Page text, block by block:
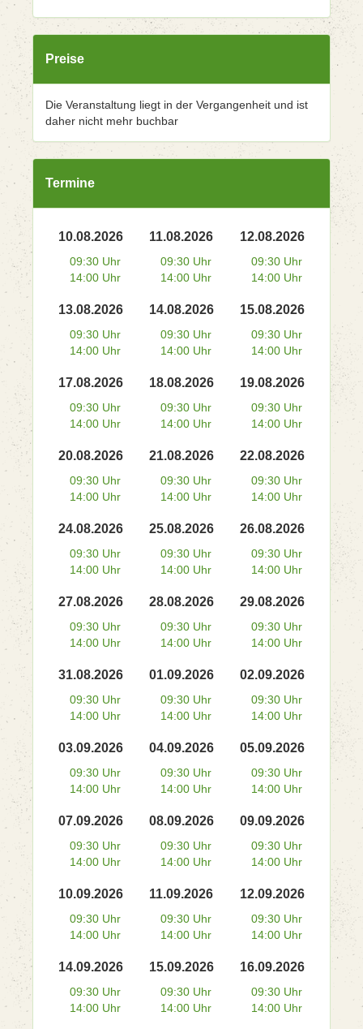
Preise
Die Veranstaltung liegt in der Vergangenheit und ist
daher nicht mehr buchbar
Termine
10.08.2026
09:30 Uhr
14:00 Uhr
11.08.2026
09:30 Uhr
14:00 Uhr
12.08.2026
09:30 Uhr
14:00 Uhr
13.08.2026
09:30 Uhr
14:00 Uhr
14.08.2026
09:30 Uhr
14:00 Uhr
15.08.2026
09:30 Uhr
14:00 Uhr
17.08.2026
09:30 Uhr
14:00 Uhr
18.08.2026
09:30 Uhr
14:00 Uhr
19.08.2026
09:30 Uhr
14:00 Uhr
20.08.2026
09:30 Uhr
14:00 Uhr
21.08.2026
09:30 Uhr
14:00 Uhr
22.08.2026
09:30 Uhr
14:00 Uhr
24.08.2026
09:30 Uhr
14:00 Uhr
25.08.2026
09:30 Uhr
14:00 Uhr
26.08.2026
09:30 Uhr
14:00 Uhr
27.08.2026
09:30 Uhr
14:00 Uhr
28.08.2026
09:30 Uhr
14:00 Uhr
29.08.2026
09:30 Uhr
14:00 Uhr
31.08.2026
09:30 Uhr
14:00 Uhr
01.09.2026
09:30 Uhr
14:00 Uhr
02.09.2026
09:30 Uhr
14:00 Uhr
03.09.2026
09:30 Uhr
14:00 Uhr
04.09.2026
09:30 Uhr
14:00 Uhr
05.09.2026
09:30 Uhr
14:00 Uhr
07.09.2026
09:30 Uhr
14:00 Uhr
08.09.2026
09:30 Uhr
14:00 Uhr
09.09.2026
09:30 Uhr
14:00 Uhr
10.09.2026
09:30 Uhr
14:00 Uhr
11.09.2026
09:30 Uhr
14:00 Uhr
12.09.2026
09:30 Uhr
14:00 Uhr
14.09.2026
09:30 Uhr
14:00 Uhr
15.09.2026
09:30 Uhr
14:00 Uhr
16.09.2026
09:30 Uhr
14:00 Uhr